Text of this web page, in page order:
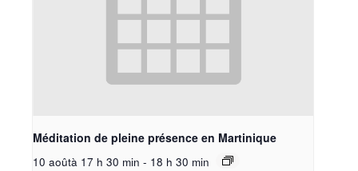
Méditation de pleine présence en Martinique
10 aoûtà 17 h 30 min - 18 h 30 min